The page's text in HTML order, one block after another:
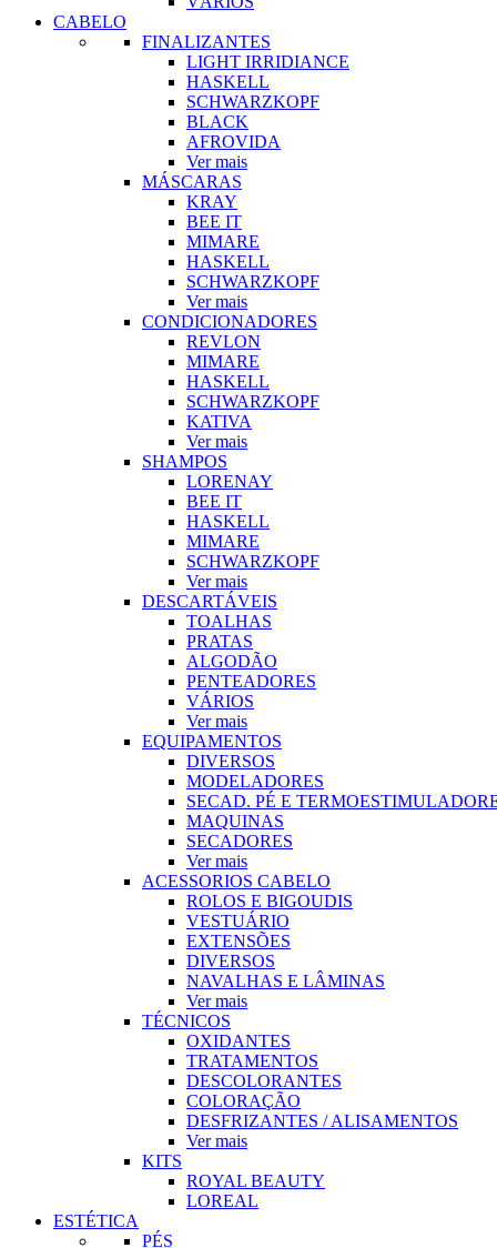
CABELO
FINALIZANTES
LIGHT IRRIDIANCE
HASKELL
SCHWARZKOPF
BLACK
AFROVIDA
Ver mais
MÁSCARAS
KRAY
BEE IT
MIMARE
HASKELL
SCHWARZKOPF
Ver mais
CONDICIONADORES
REVLON
MIMARE
HASKELL
SCHWARZKOPF
KATIVA
Ver mais
SHAMPOS
LORENAY
BEE IT
HASKELL
MIMARE
SCHWARZKOPF
Ver mais
DESCARTÁVEIS
TOALHAS
PRATAS
ALGODÃO
PENTEADORES
VÁRIOS
Ver mais
EQUIPAMENTOS
DIVERSOS
MODELADORES
SECAD. PÉ E
MAQUINAS
SECADORES
Ver mais
ACESSORIOS CABELO
ROLOS E BIGOUDIS
VESTUÁRIO
EXTENSÕES
DIVERSOS
NAVALHAS E LÂMINAS
Ver mais
TÉCNICOS
OXIDANTES
TRATAMENTOS
DESCOLORANTES
COLORAÇÃO
DESFRIZANTES / ALISAMENTOS
Ver mais
KITS
ROYAL BEAUTY
LOREAL
ESTÉTICA
PÉS